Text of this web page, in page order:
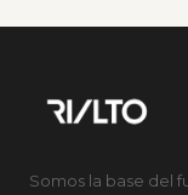
Somos la base del